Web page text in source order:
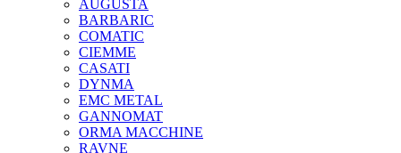
AUGUSTA
BARBARIC
COMATIC
CIEMME
CASATI
DYNMA
EMC METAL
GANNOMAT
ORMA MACCHINE
RAVNE